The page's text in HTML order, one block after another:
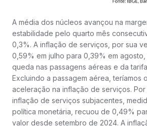
A média dos núcleos avançou na
estabilidade pelo quarto mês
0,3%. A inflação de serviços, por sua
0,59% em julho para 0,39% em
queda nas passagens aéreas e da
Excluindo a passagem aérea, teríamos
aceleração na inflação de serviços.
inflação de serviços subjacentes,
política monetária, recuou de 0,49%
valor desde setembro de 2024. A